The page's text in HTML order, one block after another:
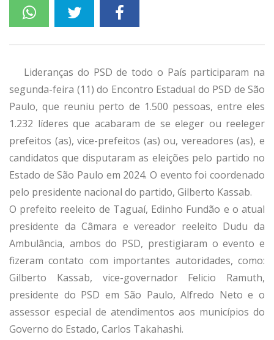
Lideranças do PSD de todo o País participaram na
segunda-feira (11) do Encontro Estadual do PSD de São
Paulo, que reuniu perto de 1.500 pessoas, entre eles
1.232 líderes que acabaram de se eleger ou reeleger
prefeitos (as), vice-prefeitos (as) ou, vereadores (as), e
candidatos que disputaram as eleições pelo partido no
Estado de São Paulo em 2024. O evento foi coordenado
pelo presidente nacional do partido, Gilberto Kassab.
O prefeito reeleito de Taguaí, Edinho Fundão e o atual
presidente da Câmara e vereador reeleito Dudu da
Ambulância, ambos do PSD, prestigiaram o evento e
fizeram contato com importantes autoridades, como:
Gilberto Kassab, vice-governador Felicio Ramuth,
presidente do PSD em São Paulo, Alfredo Neto e o
assessor especial de atendimentos aos municípios do
Governo do Estado, Carlos Takahashi.